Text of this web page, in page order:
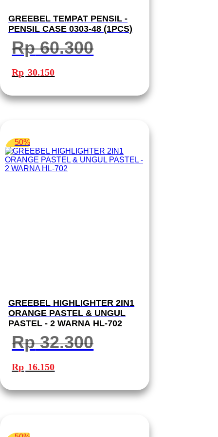
GREEBEL TEMPAT PENSIL -
PENSIL CASE 0303-48 (1PCS)
Rp60.300
Harga
aslinya
adalah:
Rp 30.150ini
50%
GREEBEL HIGHLIGHTER 2IN1
ORANGE PASTEL & UNGUL
PASTEL - 2 WARNA HL-702
Rp32.300
Harga
aslinya
adalah:
Rp 16.150ini